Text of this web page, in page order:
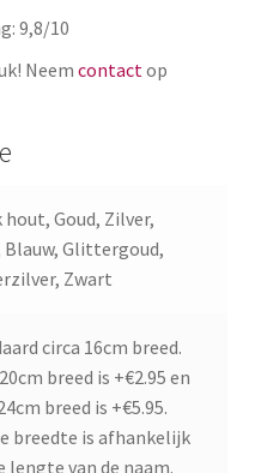
9,8/10
Neem contact op
hout, Goud, Zilver,
Blauw, Glittergoud,
Zwart
circa 16cm breed.
breed is +€2.95 en
breed is +€5.95.
breedte is afhankelijk
lengte van de naam.